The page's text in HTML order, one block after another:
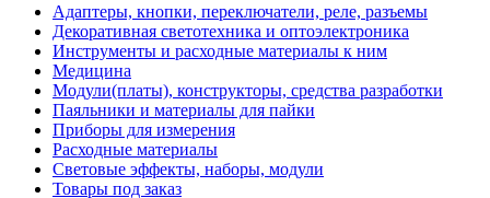
Адаптеры, кнопки, переключатели, реле, разъемы
Декоративная светотехника и оптоэлектроника
Инструменты и расходные материалы к ним
Медицина
Модули(платы), конструкторы, средства разработки
Паяльники и материалы для пайки
Приборы для измерения
Расходные материалы
Световые эффекты, наборы, модули
Товары под заказ